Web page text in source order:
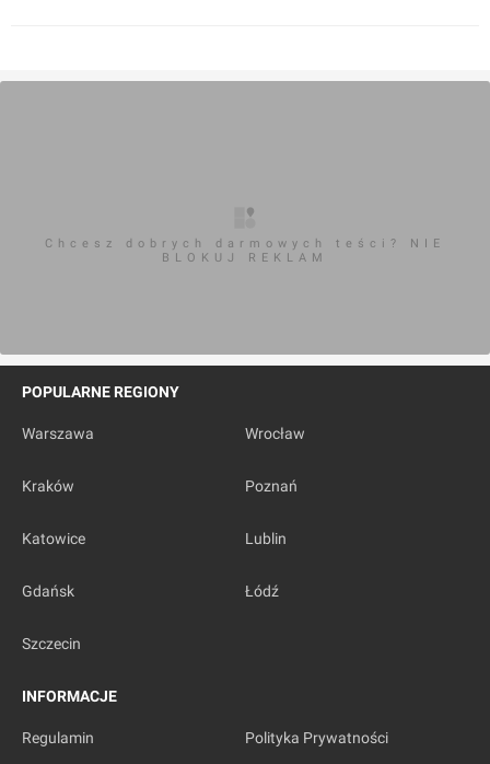
Chcesz dobrych darmowych teści? NIE
BLOKUJ REKLAM
POPULARNE REGIONY
Warszawa Wrocław
Kraków Poznań
Katowice Lublin
Gdańsk Łódź
Szczecin
INFORMACJE
Regulamin Polityka Prywatności